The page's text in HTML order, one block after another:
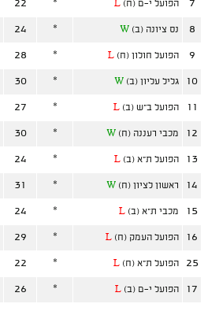
7 הפועל י-ם (ח) L
*
22
8 נס ציונה (ב) W
*
24
9 הפועל חולון (ח) L
*
28
10 גליל עליון (ב) W
*
30
11 הפועל ב"ש (ב) L
*
27
12 מכבי רעננה (ח) W
*
30
13 הפועל ת"א (ב) L
*
24
14 ראשון לציון (ח) W
*
31
15 מכבי ת"א (ב) L
*
24
16 הפועל העמק (ח) L
*
29
25 הפועל ת"א (ח) L
*
22
17 הפועל י-ם (ב) L
*
26